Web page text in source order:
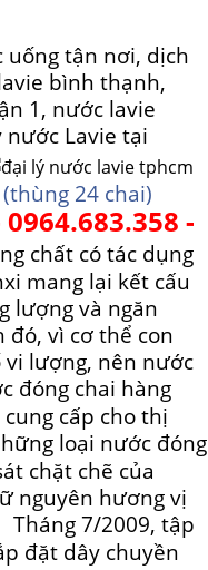
tận nơi, dịch
bình thạnh,
1, nước lavie
Lavie tại
24 chai)
-
chất có tác dụng
mang lại kết cấu
lượng và ngăn
vì cơ thể con
vi lượng, nên nước
chai hàng
cấp cho thị
loại nước đóng
chặt chẽ của
nguyên hương vị
7/2009, tập
đặt dây chuyền